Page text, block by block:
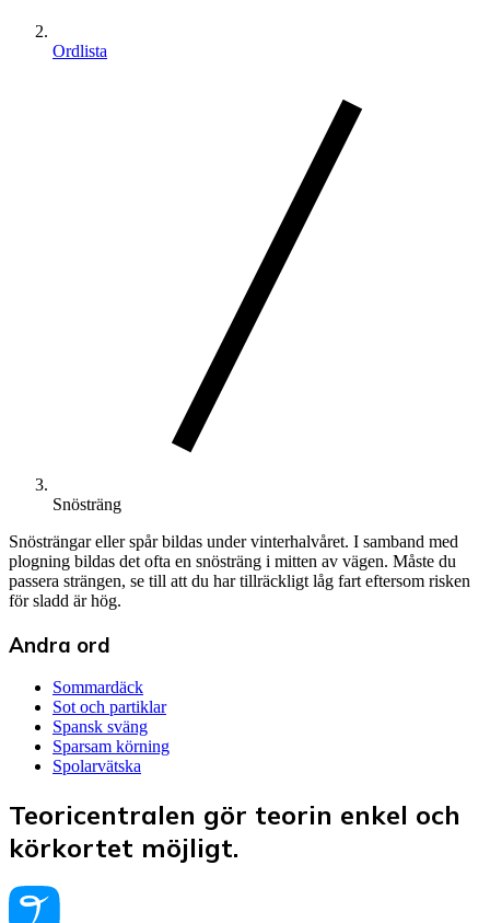
Ordlista
Snösträng
Snösträngar eller spår bildas under vinterhalvåret. I samband med
plogning bildas det ofta en snösträng i mitten av vägen. Måste du
passera strängen, se till att du har tillräckligt låg fart eftersom risken
för sladd är hög.
Andra ord
Sommardäck
Sot och partiklar
Spansk sväng
Sparsam körning
Spolarvätska
Teoricentralen gör teorin enkel och
körkortet möjligt.